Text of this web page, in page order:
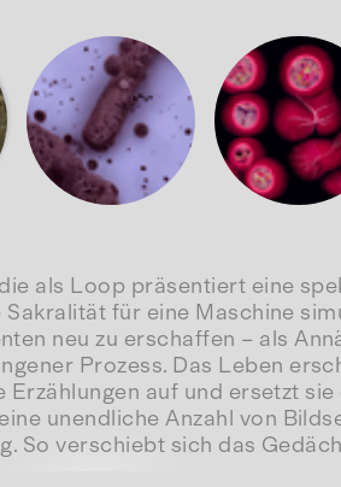
als Loop präsentiert eine
für eine Maschine
neu zu erschaffen – als
Prozess. Das Leben
auf und ersetzt
unendliche Anzahl von
So verschiebt sich das